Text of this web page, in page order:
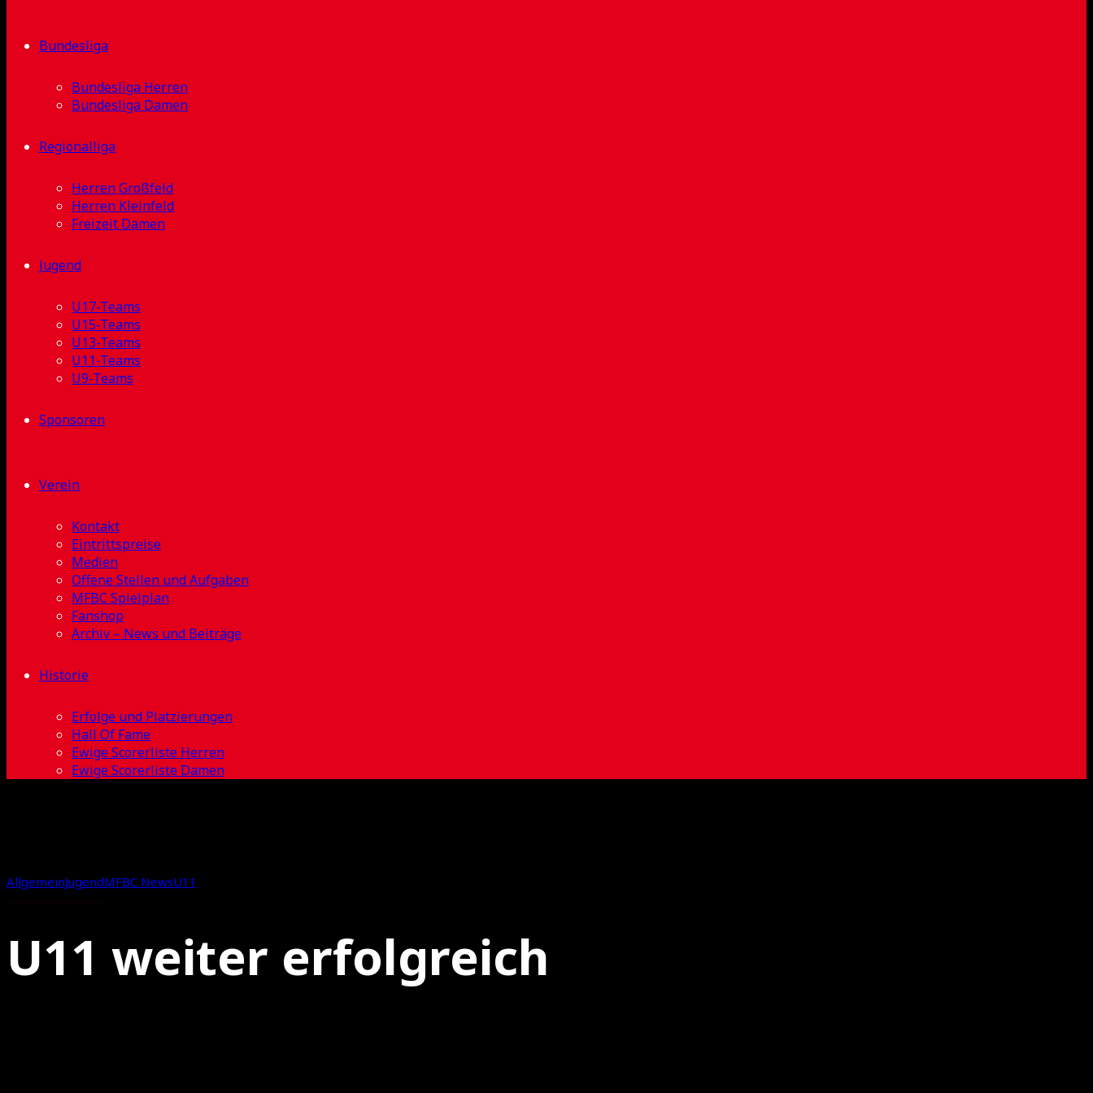
Bundesliga
Bundesliga Herren
Bundesliga Damen
Regionalliga
Herren Großfeld
Herren Kleinfeld
Freizeit Damen
Jugend
U17-Teams
U15-Teams
U13-Teams
U11-Teams
U9-Teams
Sponsoren
Verein
Kontakt
Eintrittspreise
Medien
Offene Stellen und Aufgaben
MFBC Spielplan
Fanshop
Archiv – News und Beiträge
Historie
Erfolge und Platzierungen
Hall Of Fame
Ewige Scorerliste Herren
Ewige Scorerliste Damen
AllgemeinJugendMFBC NewsU11
U11 weiter erfolgreich